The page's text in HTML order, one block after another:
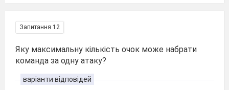
Запитання 12
Яку максимальну кількість очок може набрати
команда за одну атаку?
варіанти відповідей